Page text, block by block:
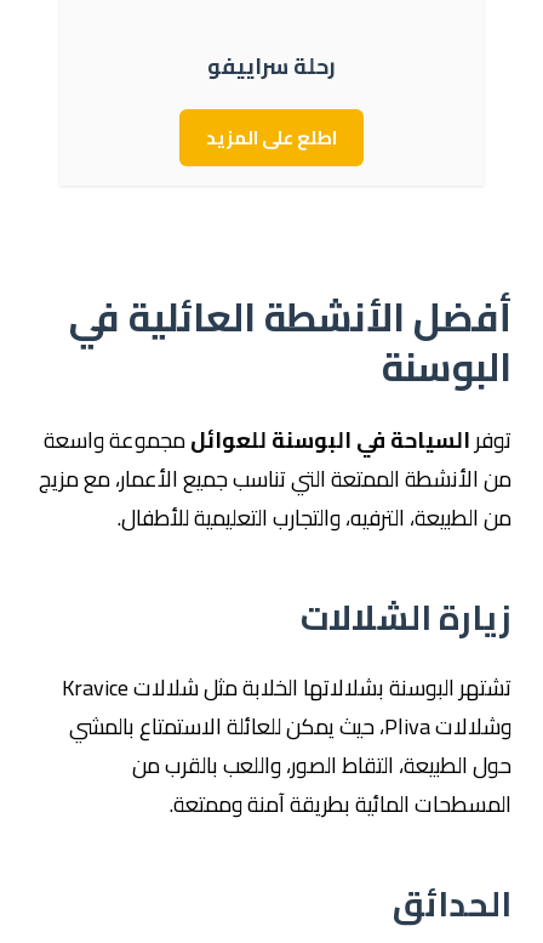
رحلة سراييفو
اطلع على المزيد
أفضل الأنشطة العائلية في
البوسنة
توفرالسياحة في البوسنة للعوائلمجموعة واسعة
من الأنشطة الممتعة التي تناسب جميع الأعمار، مع مزيج
من الطبيعة، الترفيه، والتجارب التعليمية للأطفال.
زيارة الشلالات
تشتهر البوسنة بشلالاتها الخلابة مثل شلالات Kravice
وشلالات Pliva، حيث يمكن للعائلة الاستمتاع بالمشي
حول الطبيعة، التقاط الصور، واللعب بالقرب من
المسطحات المائية بطريقة آمنة وممتعة.
الحدائق